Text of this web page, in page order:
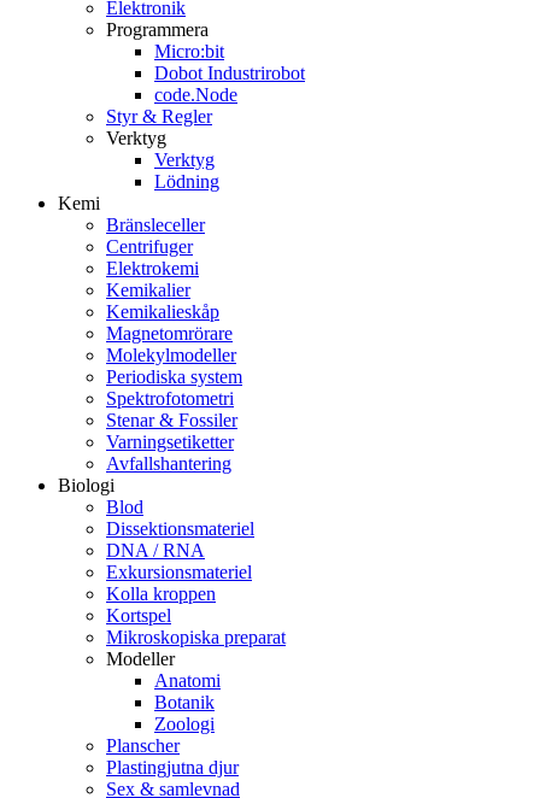
Elektronik
Programmera
Micro:bit
Dobot Industrirobot
code.Node
Styr & Regler
Verktyg
Verktyg
Lödning
Kemi
Bränsleceller
Centrifuger
Elektrokemi
Kemikalier
Kemikalieskåp
Magnetomrörare
Molekylmodeller
Periodiska system
Spektrofotometri
Stenar & Fossiler
Varningsetiketter
Avfallshantering
Biologi
Blod
Dissektionsmateriel
DNA / RNA
Exkursionsmateriel
Kolla kroppen
Kortspel
Mikroskopiska preparat
Modeller
Anatomi
Botanik
Zoologi
Planscher
Plastingjutna djur
Sex & samlevnad